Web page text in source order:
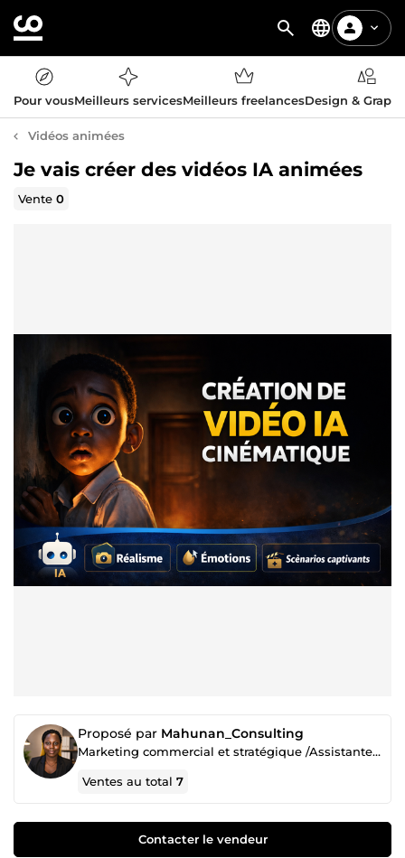
Pour vousMeilleurs servicesMeilleurs freelancesDesign &
Vidéos animées
Je vais créer des vidéos IA animées
Vente0
Proposé par Mahunan_Consulting
Marketing commercial et stratégique /Assistante virtuelle/ Project Manager
Ventes au total7
Contacter le vendeur